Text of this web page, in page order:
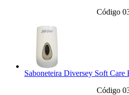
Código
Saboneteira Diversey Soft Care
Código